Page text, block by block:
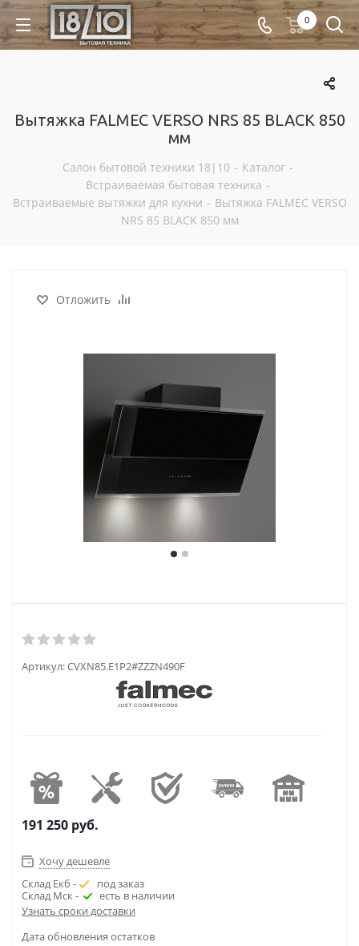
0
Вытяжка FALMEC VERSO NRS 85 BLACK 850
мм
Салон бытовой техники 18|10 - Каталог -
Встраиваемая бытовая техника -
Встраиваемые вытяжки для кухни - Вытяжка FALMEC VERSO
NRS 85 BLACK 850 мм
Отложить
Артикул:CVXN85.E1P2#ZZZN490F
191 250 руб.
Хочу дешевле
Склад Екб -
под заказ
Склад Мск -
есть в наличии
Узнать сроки доставки
Дата обновления остатков